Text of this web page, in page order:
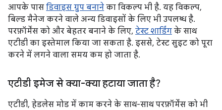
आपके पास डिवाइस ग्रुप बनाने का विकल्प भी है. यह विकल्प,
बिल्ड मैनेज करने वाले अन्य डिवाइसों के लिए भी उपलब्ध है.
परफ़ॉर्मेंस को और बेहतर बनाने के लिए, टेस्ट शार्डिंग के साथ
एटीडी का इस्तेमाल किया जा सकता है. इससे, टेस्ट सुइट को पूरा
करने में लगने वाला समय कम हो जाता है.
एटीडी इमेज से क्या-क्या हटाया जाता है?
एटीडी, हेडलेस मोड में काम करने के साथ-साथ परफ़ॉर्मेंस को भी